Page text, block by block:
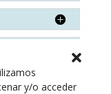
y/o acceder